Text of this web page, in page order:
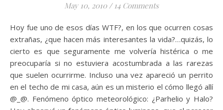
May 10, 2010 / 14 Comments
Hoy fue uno de esos días WTF?, en los que ocurren cosas
extrañas, ¿que hacen más interesantes la vida?…quizás, lo
cierto es que seguramente me volvería histérica o me
preocuparía si no estuviera acostumbrada a las rarezas
que suelen ocurrirme. Incluso una vez apareció un perrito
en el techo de mi casa, aún es un misterio el cómo llegó allí
@_@. Fenómeno óptico meteorológico: ¿Parhelio y Halo?